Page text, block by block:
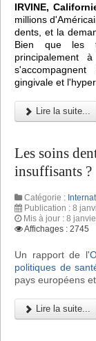
IRVINE,
millions
dents, et la
Bien que les
principalement
gingivale et
Lire la suite...
Les soins
insuffisants ?
Catégorie :
Publication : 8
Mis à jour : 8
Affichages : 2745
Un rapport de l'
politiques de
pays européens
Lire la suite...